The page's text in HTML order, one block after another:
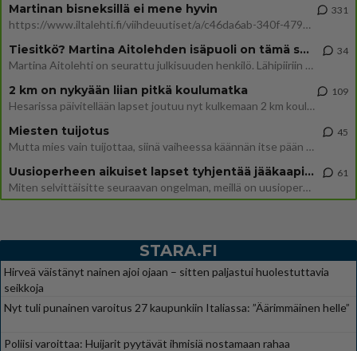
Martinan bisneksillä ei mene hyvin
https://www.iltalehti.fi/viihdeuutiset/a/c46da6ab-340f-4790-aaa7-0865eed2336 Yrityksen konkurssihakemus on tullut kärä
331
Tiesitkö? Martina Aitolehden isäpuoli on tämä suosittu laulaja
Martina Aitolehti on seurattu julkisuuden henkilö. Lähipiiriin mahtuu muitakin tunnettuja henkilöitä. Tiesitkö, että Ma
34
2 km on nykyään liian pitkä koulumatka
Hesarissa päivitellään lapset joutuu nyt kulkemaan 2 km kouluun jösses. Ruostefillarilla tuo matka menee vaikka miten äk
109
Miesten tuijotus
Mutta mies vain tuijottaa, siinä vaiheessa käännän itse pään pois. Mikä juttu? Yleensä jos joku tuijottaa tai katsoo, hä
45
Uusioperheen aikuiset lapset tyhjentää jääkaapin käydessään
Miten selvittäisitte seuraavan ongelman, meillä on uusioperhe, minulla teini-ikäiset lapset ja puolisolla aikuiset, jotk
61
STARA.FI
Hirveä väistänyt nainen ajoi ojaan – sitten paljastui huolestuttavia
seikkoja
Nyt tuli punainen varoitus 27 kaupunkiin Italiassa: ”Äärimmäinen helle”
Poliisi varoittaa: Huijarit pyytävät ihmisiä nostamaan rahaa